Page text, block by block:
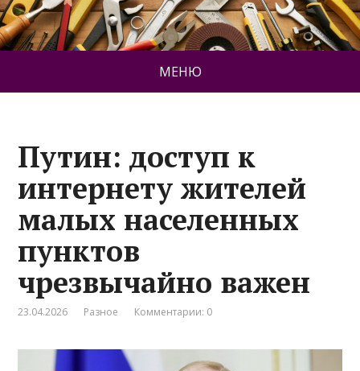
МЕНЮ
Путин: доступ к
интернету жителей
малых населенных
пунктов
чрезвычайно важен
23.04.2026 Разное Комментарии: 0